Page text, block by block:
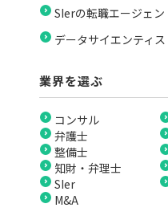
SIerの転職エージェン
データサイエンティ
業界を選ぶ
コンサル
弁護士
整備士
知財・弁理士
SIer
M&A